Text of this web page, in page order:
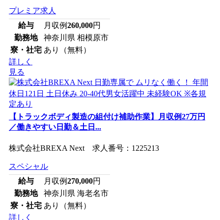
プレミア求人
給与
月収例260,000円
勤務地
神奈川県 相模原市
寮・社宅 あり（無料）
詳しく
見る
【トラックボディ製造の組付け補助作業】月収例27万円
／働きやすい日勤＆土日...
株式会社BREXA Next 求人番号：1225213
スペシャル
給与
月収例270,000円
勤務地
神奈川県 海老名市
寮・社宅 あり（無料）
詳しく